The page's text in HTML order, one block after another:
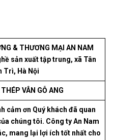
& THƯƠNG MẠI AN NAM
sản xuất tập trung, xã Tân
Trì, Hà Nội
VÂN GỖ ANG
cảm ơn Quý khách đã quan
chúng tôi. Công ty An Nam
mang lại lợi ích tốt nhất cho